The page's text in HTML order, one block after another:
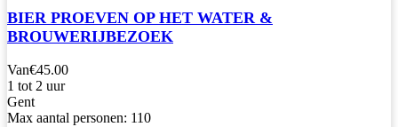
BIER PROEVEN OP HET WATER &
BROUWERIJBEZOEK
Van€45.00
1 tot 2 uur
Gent
Max aantal personen: 110